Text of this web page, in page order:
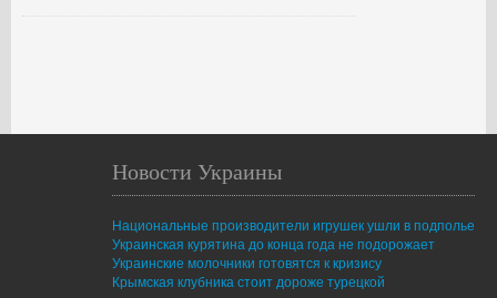
Новости Украины
Национальные производители игрушек ушли в подполье
Украинская курятина до конца года не подорожает
Украинские молочники готовятся к кризису
Крымская клубника стоит дороже турецкой